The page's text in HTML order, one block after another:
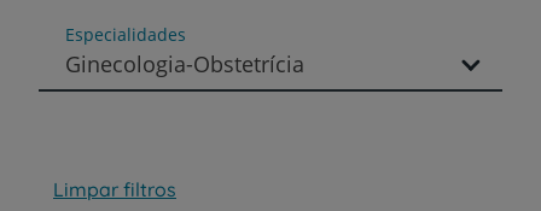
Especialidades
Ginecologia-Obstetrícia
Limpar filtros